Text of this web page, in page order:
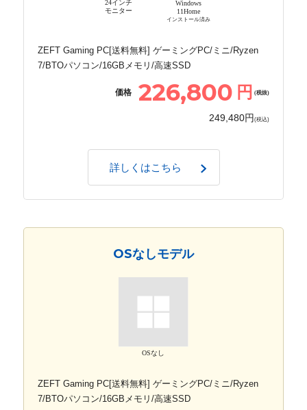
24インチ
モニター
Windows
11Home
インストール済み
ZEFT Gaming PC[送料無料] ゲーミングPC/ミニ/Ryzen
7/BTOパソコン/16GBメモリ/高速SSD
価格 226,800 円 (税抜)
249,480円 (税込)
詳しくはこちら
OSなしモデル
OSなし
ZEFT Gaming PC[送料無料] ゲーミングPC/ミニ/Ryzen
7/BTOパソコン/16GBメモリ/高速SSD